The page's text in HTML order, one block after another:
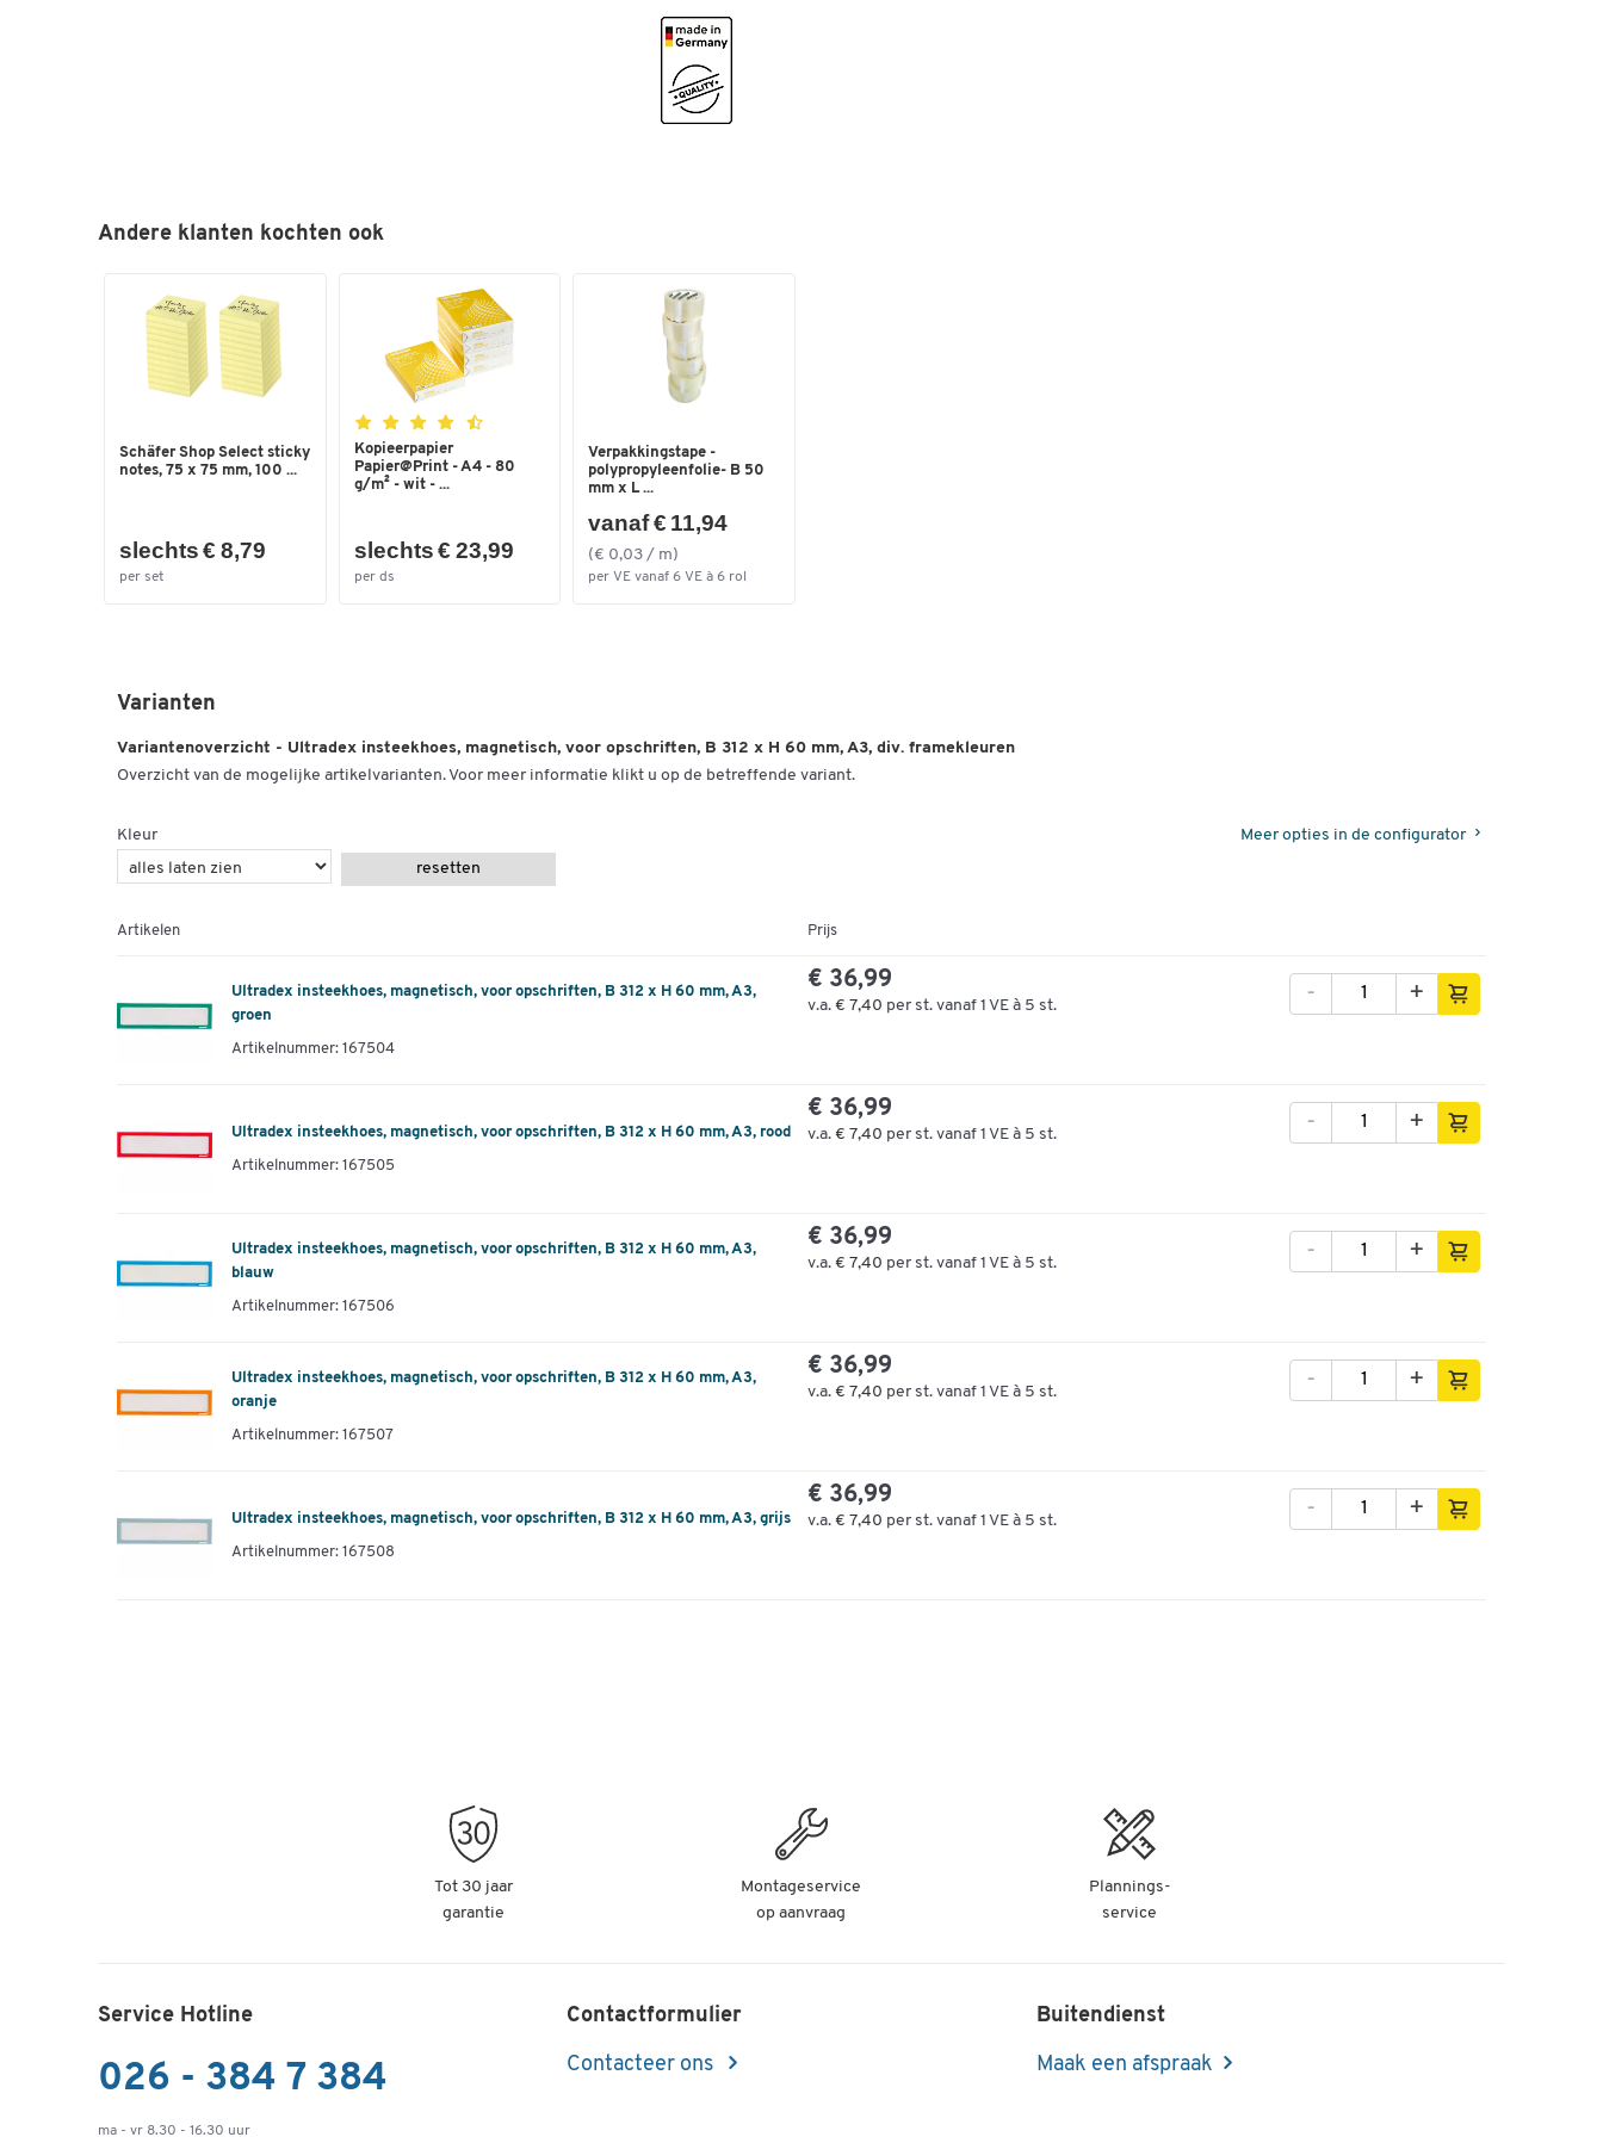
Verblindend oppervlak
-30 tot +120 °C.
Vuldiepte: 3 mm
Andere klanten kochten ook
Schäfer Shop Select sticky
notes, 75 x 75 mm, 100 ...
slechts € 8,79
per set
Kopieerpapier
Papier@Print - A4 - 80
g/m² - wit - ...
slechts € 23,99
per ds
Verpakkingstape -
polypropyleenfolie- B 50
mm x L ...
vanaf € 11,94
(€ 0,03 / m)
per VE vanaf 6 VE à 6 rol
Varianten
Variantenoverzicht - Ultradex insteekhoes, magnetisch, voor opschriften, B 312 x H 60 mm, A3, div. framekleuren
Overzicht van de mogelijke artikelvarianten. Voor meer informatie klikt u op de betreffende variant.
Kleur
resetten
Meer opties in de configurator
Artikelen Prijs
Ultradex insteekhoes, magnetisch, voor opschriften, B 312 x H 60 mm, A3,
groen
Artikelnummer: 167504
€ 36,99
v.a. € 7,40 per st. vanaf 1 VE à 5 st.
+
-
Ultradex insteekhoes, magnetisch, voor opschriften, B 312 x H 60 mm, A3, rood
Artikelnummer: 167505
€ 36,99
v.a. € 7,40 per st. vanaf 1 VE à 5 st.
+
-
Ultradex insteekhoes, magnetisch, voor opschriften, B 312 x H 60 mm, A3,
blauw
Artikelnummer: 167506
€ 36,99
v.a. € 7,40 per st. vanaf 1 VE à 5 st.
+
-
Ultradex insteekhoes, magnetisch, voor opschriften, B 312 x H 60 mm, A3,
oranje
Artikelnummer: 167507
€ 36,99
v.a. € 7,40 per st. vanaf 1 VE à 5 st.
+
-
Ultradex insteekhoes, magnetisch, voor opschriften, B 312 x H 60 mm, A3, grijs
Artikelnummer: 167508
€ 36,99
v.a. € 7,40 per st. vanaf 1 VE à 5 st.
+
-
Tot 30 jaar
garantie
Montageservice
op aanvraag
Plannings-
service
Service Hotline
026 - 384 7 384
ma - vr 8.30 - 16.30 uur
Contactformulier
Contacteer ons
Buitendienst
Maak een afspraak